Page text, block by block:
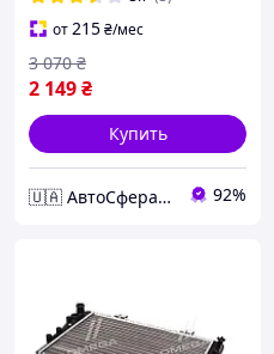
от215₴/мес
2 149₴
3 070 ₴
Купить
🇺🇦 АвтоСфера 🇺🇦 92%